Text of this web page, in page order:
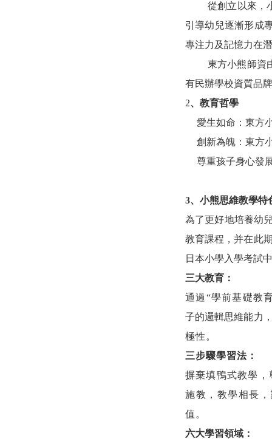
從創立以來，
引導幼兒逐漸形成
專注力及記憶力在
東方小熊師資
有民辦學校資質品
2、教育哲學
愛生如命：東方
創新為魄：東方
尊重孩子身心發
3、 小熊思維教學特
為了更好地培養幼
教育課程，并在此
日本小學 入學考試
三大教育：
通過 “學前基礎教
子的邏輯思維能力
極性。
三步驟學習法：
摒棄填鴨式教學
施教，教學相長
值。
六大學習領域：